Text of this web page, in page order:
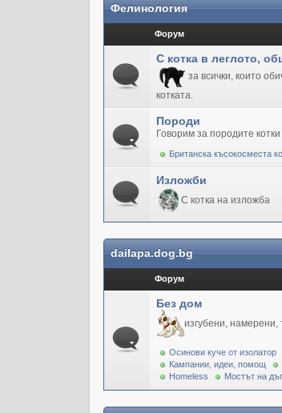
Фелинология
Форум
С котка в леглото,
за всички, които
котката.
Породи
Говорим за породите котки
Британска късокосместа
Изложби
С котка на изложба
dailapa.dog.bg
Форум
Без дом
изгубени,
Осинови куче от изолатор
Кампании, идеи, помощ
Homeless
Мостът на